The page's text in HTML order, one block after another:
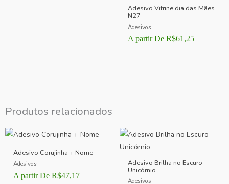
Adesivo Vitrine dia das Mães
N27
Adesivos
A partir De R$61,25
Produtos relacionados
Adesivo Corujinha + Nome
Adesivos
A partir De R$47,17
Adesivo Brilha no Escuro
Unicórnio
Adesivos